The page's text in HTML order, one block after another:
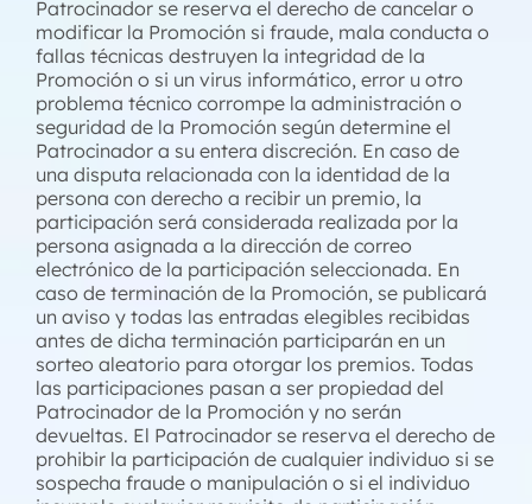
Patrocinador se reserva el derecho de cancelar o
modificar la Promoción si fraude, mala conducta o
fallas técnicas destruyen la integridad de la
Promoción o si un virus informático, error u otro
problema técnico corrompe la administración o
seguridad de la Promoción según determine el
Patrocinador a su entera discreción. En caso de
una disputa relacionada con la identidad de la
persona con derecho a recibir un premio, la
participación será considerada realizada por la
persona asignada a la dirección de correo
electrónico de la participación seleccionada. En
caso de terminación de la Promoción, se publicará
un aviso y todas las entradas elegibles recibidas
antes de dicha terminación participarán en un
sorteo aleatorio para otorgar los premios. Todas
las participaciones pasan a ser propiedad del
Patrocinador de la Promoción y no serán
devueltas. El Patrocinador se reserva el derecho de
prohibir la participación de cualquier individuo si se
sospecha fraude o manipulación o si el individuo